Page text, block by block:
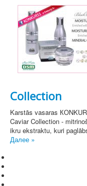
Collection
Karstās vasaras
Caviar Collection -
ikru ekstraktu, kuri
Далее »